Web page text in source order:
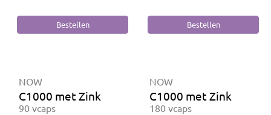
NOW
C1000 met Zink
90 vcaps
NOW
C1000 met Zink
180 vcaps